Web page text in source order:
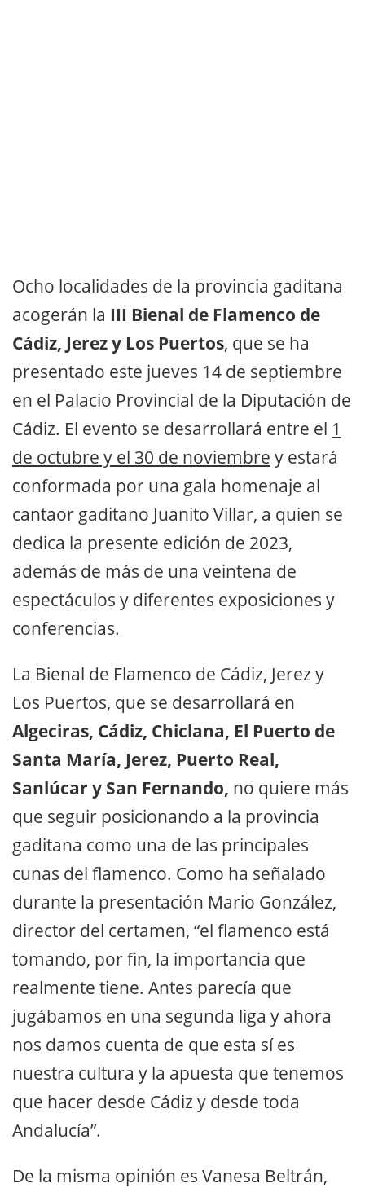
Ocho localidades de la provincia gaditana
acogerán la III Bienal de Flamenco de
Cádiz, Jerez y Los Puertos, que se ha
presentado este jueves 14 de septiembre
en el Palacio Provincial de la Diputación de
Cádiz. El evento se desarrollará entre el 1
de octubre y el 30 de noviembre y estará
conformada por una gala homenaje al
cantaor gaditano Juanito Villar, a quien se
dedica la presente edición de 2023,
además de más de una veintena de
espectáculos y diferentes exposiciones y
conferencias.
La Bienal de Flamenco de Cádiz, Jerez y
Los Puertos, que se desarrollará en
Algeciras, Cádiz, Chiclana, El Puerto de
Santa María, Jerez, Puerto Real,
Sanlúcar y San Fernando, no quiere más
que seguir posicionando a la provincia
gaditana como una de las principales
cunas del flamenco. Como ha señalado
durante la presentación Mario González,
director del certamen, “el flamenco está
tomando, por fin, la importancia que
realmente tiene. Antes parecía que
jugábamos en una segunda liga y ahora
nos damos cuenta de que esta sí es
nuestra cultura y la apuesta que tenemos
que hacer desde Cádiz y desde toda
Andalucía”.
De la misma opinión es Vanesa Beltrán,